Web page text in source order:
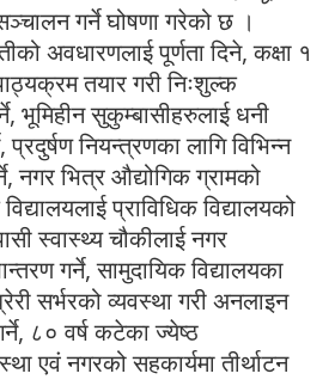
गर्ने घोषणा गरेको छ ।
अवधारणलाई पूर्णता दिने, कक्षा १
तयार गरी निःशुल्क
भूमिहीन सुकुम्बासीहरुलाई धनी
प्रदुर्षण नियन्त्रणका लागि विभिन्न
नगर भित्र औद्योगिक ग्रामको
प्राविधिक विद्यालयको
स्वास्थ्य चौकीलाई नगर
गर्ने, सामुदायिक विद्यालयका
सर्भरको व्यवस्था गरी अनलाइन
८० वर्ष कटेका ज्येष्ठ
एवं नगरको सहकार्यमा तीर्थाटन